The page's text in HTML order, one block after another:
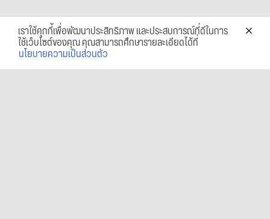
เราใช้คุกกี้เพื่อพัฒนาประสิทธิภาพ และประสบการณ์ที่ดีในการ
ใช้เว็บไซต์ของคุณ คุณสามารถศึกษารายละเอียดได้ที่
นโยบายความเป็นส่วนตัว